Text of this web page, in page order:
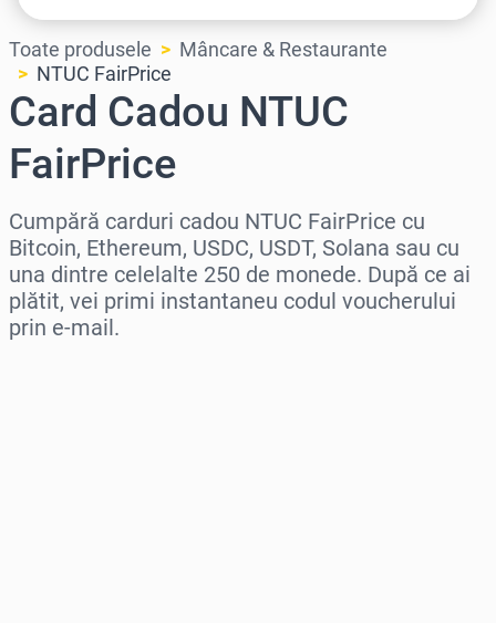
Toate produsele
Mâncare & Restaurante
NTUC FairPrice
Card Cadou NTUC
FairPrice
Cumpără carduri cadou NTUC FairPrice cu
Bitcoin, Ethereum, USDC, USDT, Solana sau cu
una dintre celelalte 250 de monede. După ce ai
plătit, vei primi instantaneu codul voucherului
prin e-mail.